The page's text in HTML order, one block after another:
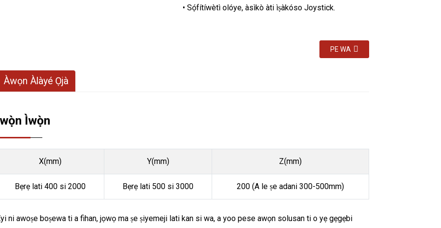
• Sọ́fítíwètì olóye, àsìkò àti ìṣàkóso Joystick.
PE WA
Àwọn Àlàyé Ọjà
Ìwọ̀n
X(mm) Y(mm) Z(mm)
Bẹrẹ lati 400 si 2000 Bẹrẹ lati 500 si 3000 200 (A le ṣe adani 300-500mm)
ni awoṣe boṣewa ti a fihan, jọwọ ma ṣe ṣiyemeji lati kan si wa, a yoo pese awọn solusan ti o yẹ gẹgẹbi